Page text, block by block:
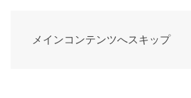
メインコンテンツへスキップ